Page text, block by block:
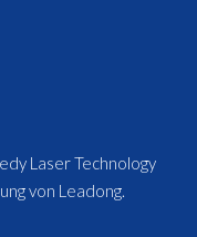
Laser Technology
von Leadong.